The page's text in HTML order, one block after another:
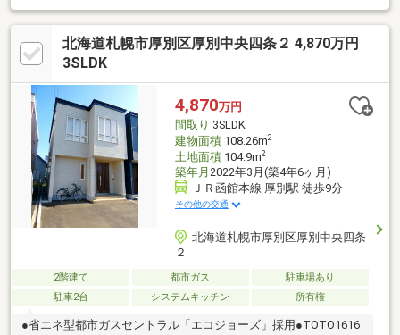
はサンルームやテラスを備え、1階・2階ともに8帖以上の居室を
確保した開放的な間取り●浴室は「ひばの木仕様」の豪華な造り
となっており、日々の疲れを木の香りで癒やしてくれます♪バス停
が目の前、さらに隣接してコンビニ（ローソン）があるため利便
ッチン、エアコン、内装2023年内窓、洗面台
北海道札幌市厚別区厚別中央四条２ 4,870万円
3SLDK
4,870万円
間取り 3SLDK
建物面積108.26m2
土地面積104.9m2
築年月 2022年3月(築4年6ヶ月)
ＪＲ函館本線 厚別駅 徒歩9分
その他の交通
北海道札幌市厚別区厚別中央四条
２
2階建て 都市ガス
駐車場あり
駐車2台
システムキッチン 所有権
●省エネ型都市ガスセントラル「エコジョーズ」採用●TOTO1616